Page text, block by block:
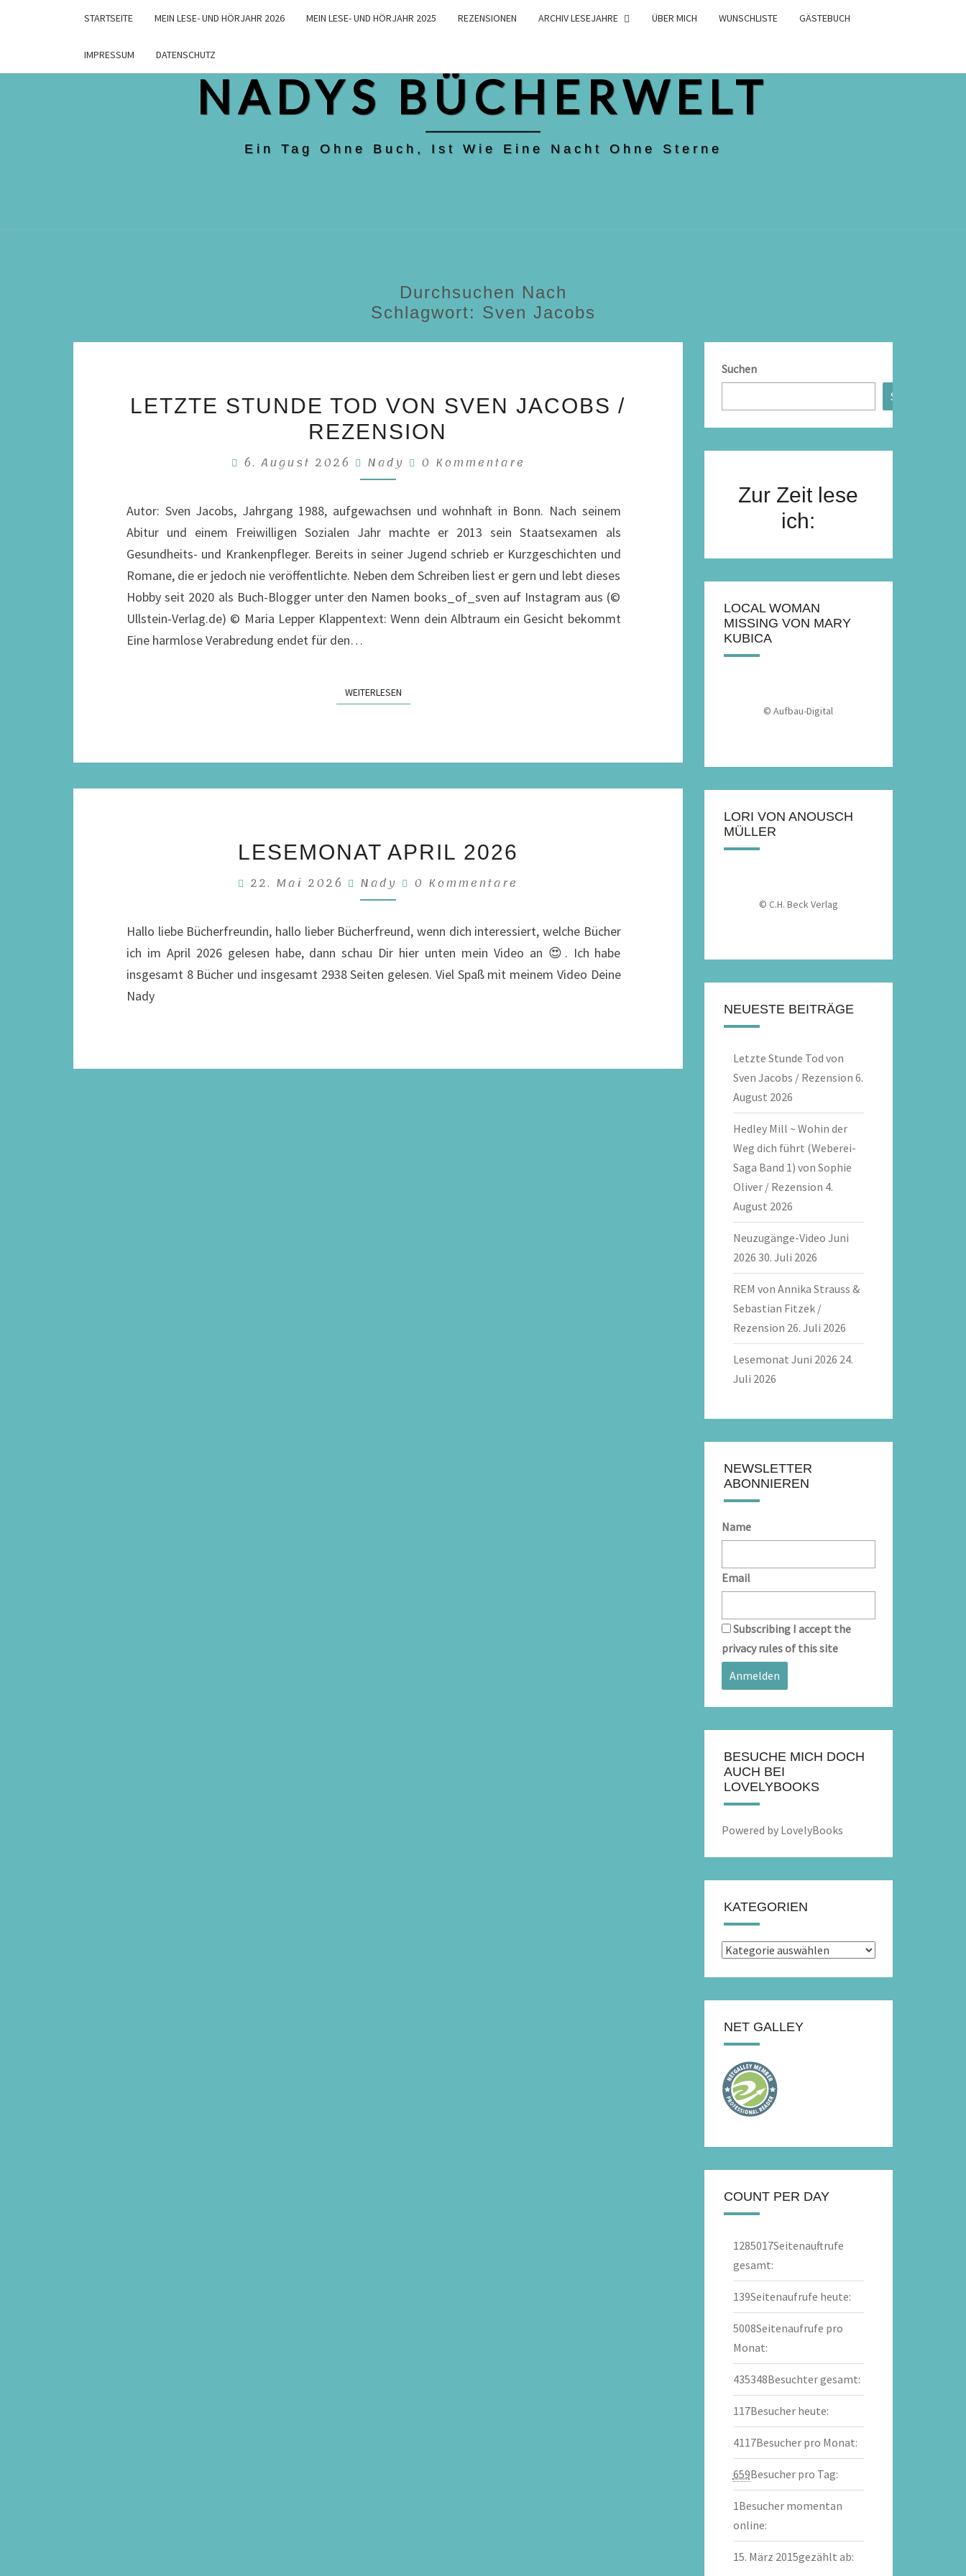
STARTSEITE MEIN LESE- UND HÖRJAHR 2026 MEIN LESE- UND HÖRJAHR 2025 REZENSIONEN ARCHIV LESEJAHRE ÜBER MICH WUNSCHLISTE GÄSTEBUCH
IMPRESSUM DATENSCHUTZ
NADYS BÜCHERWELT
Ein Tag Ohne Buch, Ist Wie Eine Nacht Ohne Sterne
Durchsuchen Nach
Schlagwort: Sven Jacobs
STUNDE
TOD
SVEN
/
REZENSION
LETZTE STUNDE TOD VON SVEN JACOBS /
REZENSION
6. August 2026 Nady Kommentare
0 Kommentare
Autor: Sven Jacobs, Jahrgang 1988, aufgewachsen und wohnhaft in Bonn. Nach seinem
Abitur und einem Freiwilligen Sozialen Jahr machte er 2013 sein Staatsexamen als
Gesundheits- und Krankenpfleger. Bereits in seiner Jugend schrieb er Kurzgeschichten und
Romane, die er jedoch nie veröffentlichte. Neben dem Schreiben liest er gern und lebt dieses
Hobby seit 2020 als Buch-Blogger unter den Namen books_of_sven auf Instagram aus (©
Ullstein-Verlag.de) © Maria Lepper Klappentext: Wenn dein Albtraum ein Gesicht bekommt
Eine harmlose Verabredung endet für den…
WEITERLESEN
APRIL
2026
LESEMONAT APRIL 2026
22. Mai 2026 Nady Kommentare
0 Kommentare
Hallo liebe Bücherfreundin, hallo lieber Bücherfreund, wenn dich interessiert, welche Bücher
ich im April 2026 gelesen habe, dann schau Dir hier unten mein Video an 😍. Ich habe
insgesamt 8 Bücher und insgesamt 2938 Seiten gelesen. Viel Spaß mit meinem Video Deine
Nady
Suchen
Suchen
Zur Zeit lese
ich:
LOCAL WOMAN
MISSING VON MARY
KUBICA
© Aufbau-Digital
LORI VON ANOUSCH
MÜLLER
© C.H. Beck Verlag
NEUESTE BEITRÄGE
Letzte Stunde Tod von
Sven Jacobs / Rezension 6.
August 2026
Hedley Mill ~ Wohin der
Weg dich führt (Weberei-
Saga Band 1) von Sophie
Oliver / Rezension 4.
August 2026
Neuzugänge-Video Juni
2026 30. Juli 2026
REM von Annika Strauss &
Sebastian Fitzek /
Rezension 26. Juli 2026
Lesemonat Juni 2026 24.
Juli 2026
NEWSLETTER
ABONNIEREN
Name
Email
Subscribing I accept the
privacy rules of this site
BESUCHE MICH DOCH
AUCH BEI
LOVELYBOOKS
Powered by LovelyBooks
KATEGORIEN
Kategorien
NET GALLEY
COUNT PER DAY
1285017Seitenauftrufe
gesamt:
139Seitenaufrufe heute:
5008Seitenaufrufe pro
Monat:
435348Besuchter gesamt:
117Besucher heute:
4117Besucher pro Monat:
659Besucher pro Tag:
1Besucher momentan
online:
15. März 2015gezählt ab: